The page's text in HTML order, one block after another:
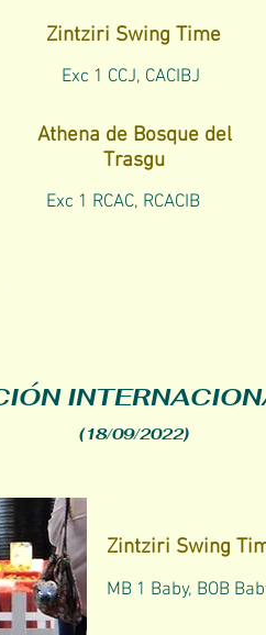
Zintziri Swing Time
Exc 1 CCJ, CACIBJ
Athena de Bosque del
Trasgu
Exc 1 RCAC, RCACIB
(18/09/2022)
Zintziri Swing
MB 1 Baby, BOB